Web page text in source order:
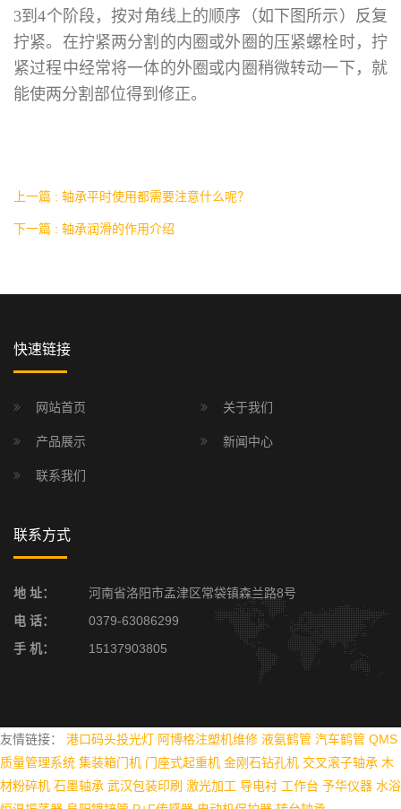
3到4个阶段，按对角线上的顺序（如下图所示）反复
拧紧。在拧紧两分割的内圈或外圈的压紧螺栓时，拧
紧过程中经常将一体的外圈或内圈稍微转动一下，就
能使两分割部位得到修正。
上一篇 : 轴承平时使用都需要注意什么呢？
下一篇 : 轴承润滑的作用介绍
快速链接
网站首页 关于我们
产品展示 新闻中心
联系我们
联系方式
地 址：
河南省洛阳市孟津区常袋镇森兰路8号
电 话：
0379-63086299
手 机：
15137903805
友情链接： 港口码头投光灯 阿博格注塑机维修 液氨鹤管 汽车鹤管 QMS
质量管理系统 集装箱门机 门座式起重机 金刚石钻孔机 交叉滚子轴承 木
材粉碎机 石墨轴承 武汉包装印刷 激光加工 导电衬 工作台 予华仪器 水浴